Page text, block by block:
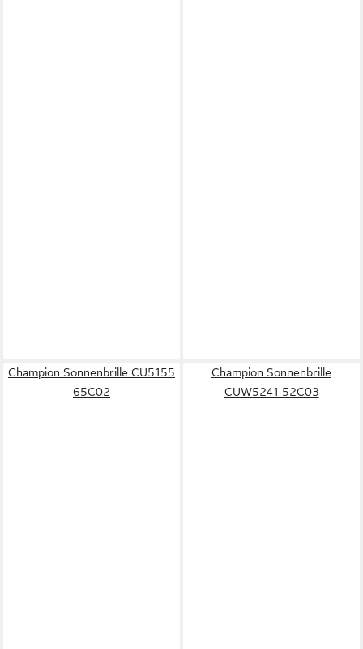
Champion Sonnenbrille CU5155
65C02
Champion Sonnenbrille
CUW5241 52C03